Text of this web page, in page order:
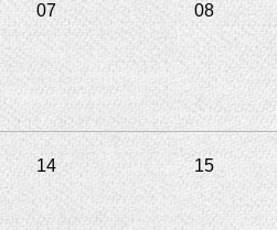
07 08
14 15